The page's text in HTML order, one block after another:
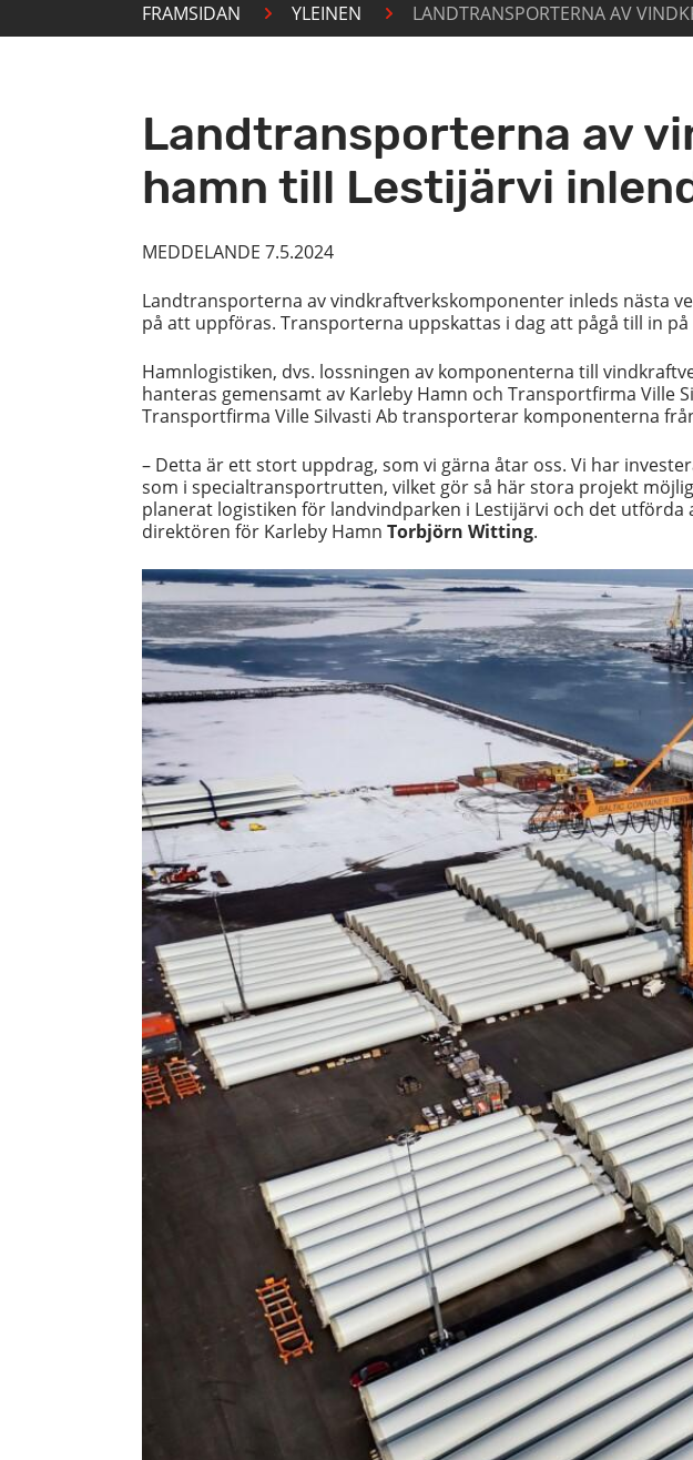
FRAMSIDAN YLEINEN LANDTRANSPORTERNA AV
Landtransporterna av
hamn till Lestijärvi
MEDDELANDE 7.5.2024
Landtransporterna av vindkraftverkskomponenter inleds nästa
på att uppföras. Transporterna uppskattas i dag att pågå till in
Hamnlogistiken, dvs. lossningen av komponenterna till
hanteras gemensamt av Karleby Hamn och Transportfirma Ville
Transportfirma Ville Silvasti Ab transporterar komponenterna
– Detta är ett stort uppdrag, som vi gärna åtar oss. Vi har
som i specialtransportrutten, vilket gör så här stora projekt
planerat logistiken för landvindparken i Lestijärvi och det
direktören för Karleby Hamn Torbjörn Witting.